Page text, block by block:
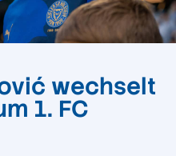
wechselt
1. FC